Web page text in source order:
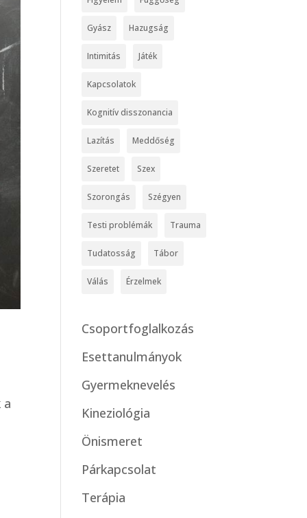
a
Gyász Hazugság
Intimitás Játék
Kapcsolatok
Kognitív disszonancia
Lazítás Meddőség
Szeretet Szex
Szorongás Szégyen
Testi problémák Trauma
Tudatosság Tábor
Válás Érzelmek
Csoportfoglalkozás
Esettanulmányok
Gyermeknevelés
Kineziológia
Önismeret
Párkapcsolat
Terápia